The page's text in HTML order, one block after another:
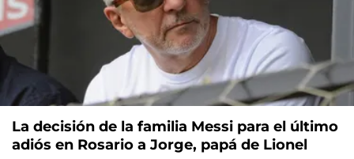
La decisión de la familia Messi para el último
adiós en Rosario a Jorge, papá de Lionel